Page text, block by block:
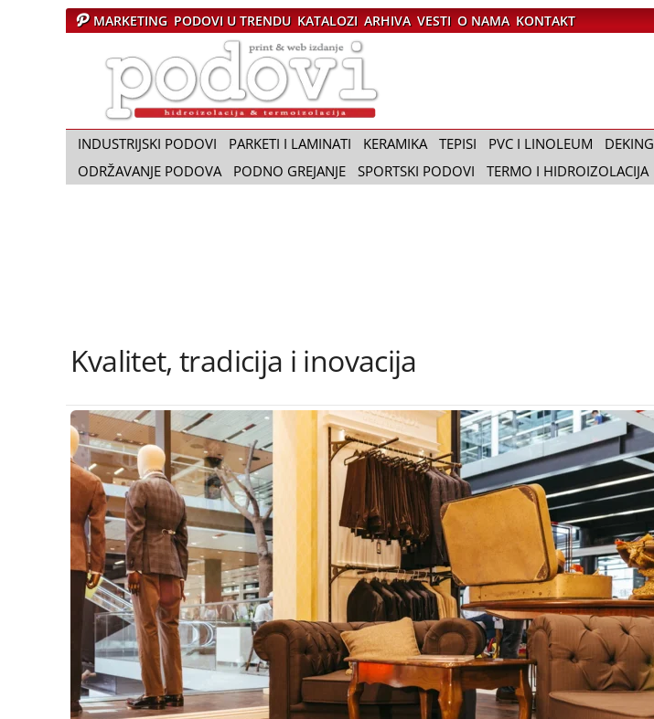
MARKETING PODOVI U TRENDU KATALOZI ARHIVA VESTI O NAMA KONTAKT
a
p
i
P
INDUSTRIJSKI PODOVI PARKETI I LAMINATI KERAMIKA TEPISI PVC I LINOLEUM DEKING
ODRŽAVANJE PODOVA
PODNO GREJANJE SPORTSKI PODOVI TERMO I HIDROIZOLACIJA
Kvalitet, tradicija i inovacija